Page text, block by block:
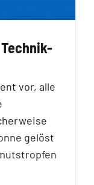
vor, alle
gelöst